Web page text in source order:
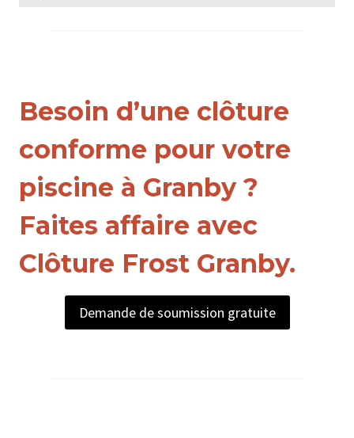
Besoin d’une clôture
conforme pour votre
piscine à Granby ?
Faites affaire avec
Clôture Frost Granby.
Demande de soumission gratuite